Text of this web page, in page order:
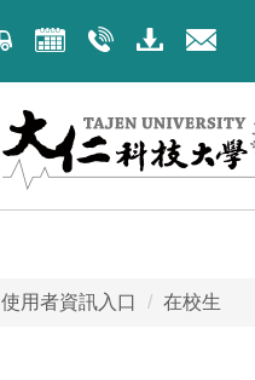
使用者資訊入口 在校生